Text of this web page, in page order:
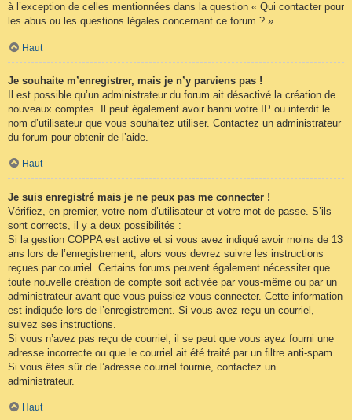
à l’exception de celles mentionnées dans la question « Qui contacter pour
les abus ou les questions légales concernant ce forum ? ».
Haut
Je souhaite m’enregistrer, mais je n’y parviens pas !
Il est possible qu’un administrateur du forum ait désactivé la création de
nouveaux comptes. Il peut également avoir banni votre IP ou interdit le
nom d’utilisateur que vous souhaitez utiliser. Contactez un administrateur
du forum pour obtenir de l’aide.
Haut
Je suis enregistré mais je ne peux pas me connecter !
Vérifiez, en premier, votre nom d’utilisateur et votre mot de passe. S’ils
sont corrects, il y a deux possibilités :
Si la gestion COPPA est active et si vous avez indiqué avoir moins de 13
ans lors de l’enregistrement, alors vous devrez suivre les instructions
reçues par courriel. Certains forums peuvent également nécessiter que
toute nouvelle création de compte soit activée par vous-même ou par un
administrateur avant que vous puissiez vous connecter. Cette information
est indiquée lors de l’enregistrement. Si vous avez reçu un courriel,
suivez ses instructions.
Si vous n’avez pas reçu de courriel, il se peut que vous ayez fourni une
adresse incorrecte ou que le courriel ait été traité par un filtre anti-spam.
Si vous êtes sûr de l’adresse courriel fournie, contactez un
administrateur.
Haut